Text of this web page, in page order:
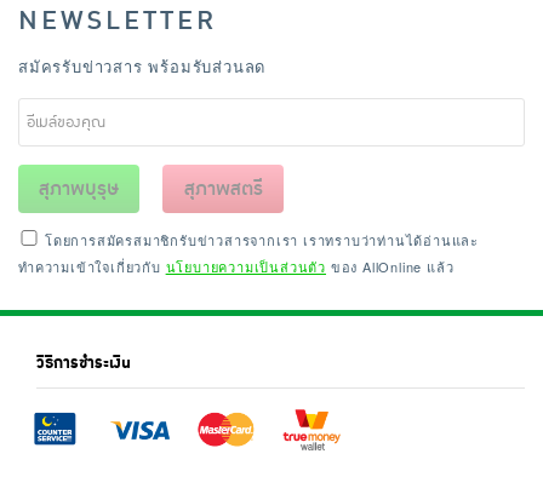
NEWSLETTER
สมัครรับข่าวสาร พร้อมรับส่วนลด
สุภาพบุรุษ สุภาพสตรี
โดยการสมัครสมาชิกรับข่าวสารจากเรา เราทราบว่าท่านได้อ่านและ
ทำความเข้าใจเกี่ยวกับ นโยบายความเป็นส่วนตัว ของ AllOnline แล้ว
วิธีการชำระเงิน